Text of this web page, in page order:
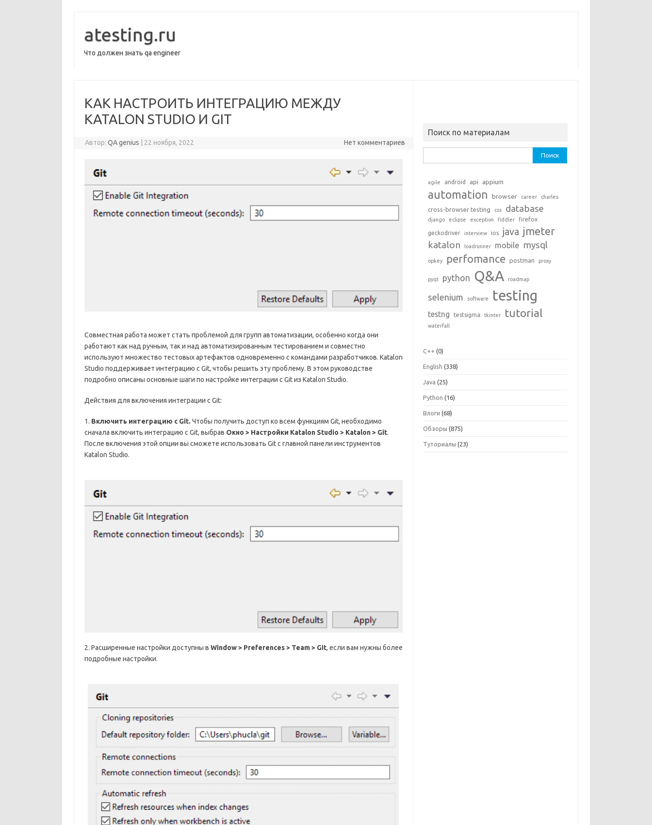
содержимому
atesting.ru
Что должен знать qa engineer
КАК НАСТРОИТЬ ИНТЕГРАЦИЮ МЕЖДУ
KATALON STUDIO И GIT
Автор:QA genius 22 ноября, 2022 Нет комментариев
Совместная работа может стать проблемой для групп автоматизации, особенно когда они
работают как над ручным, так и над автоматизированным тестированием и совместно
используют множество тестовых артефактов одновременно с командами разработчиков. Katalon
Studio поддерживает интеграцию с Git, чтобы решить эту проблему. В этом руководстве
подробно описаны основные шаги по настройке интеграции с Git из Katalon Studio.
Действия для включения интеграции с Git:
1. Включить интеграцию с Git. Чтобы получить доступ ко всем функциям Git, необходимо
сначала включить интеграцию с Git, выбрав Окно > Настройки Katalon Studio > Katalon > Git.
После включения этой опции вы сможете использовать Git с главной панели инструментов
Katalon Studio.
2. Расширенные настройки доступны в Window > Preferences > Team > Git, если вам нужны более
подробные настройки.
Поиск по материалам
agile android api appium
automation browser career charles
cross-browser testing css database
django eclipse exception fiddler firefox
geckodriver interview ios java jmeter
katalon loadrunner mobile mysql
opkey perfomance postman proxy
pyqt python Q&A roadmap
selenium software testing
testng testsigma tkinter tutorial
waterfall
C++ (0)
English (338)
Java (25)
Python (16)
Влоги (68)
Обзоры (875)
Туториалы (23)